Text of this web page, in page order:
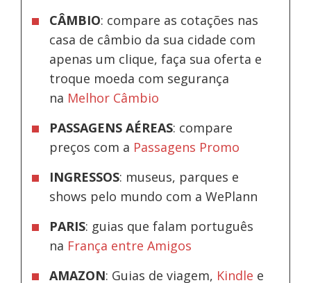
CÂMBIO: compare as cotações nas
casa de câmbio da sua cidade com
apenas um clique, faça sua oferta e
troque moeda com segurança
na Melhor Câmbio
PASSAGENS AÉREAS: compare
preços com a Passagens Promo
INGRESSOS: museus, parques e
shows pelo mundo com a WePlann
PARIS: guias que falam português
na França entre Amigos
AMAZON: Guias de viagem, Kindle e